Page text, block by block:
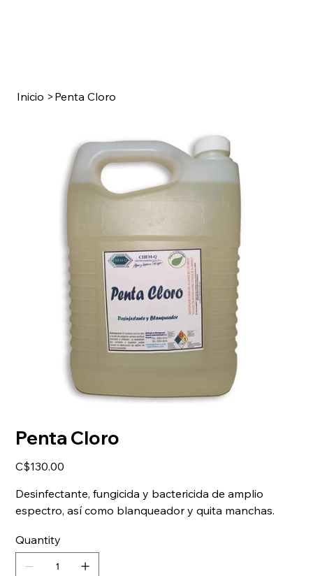
Inicio > Penta Cloro
Penta Cloro
Price
C$130.00
Desinfectante, fungicida y bactericida de amplio
espectro, así como blanqueador y quita manchas.
Quantity